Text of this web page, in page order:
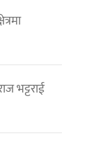
भट्टराई